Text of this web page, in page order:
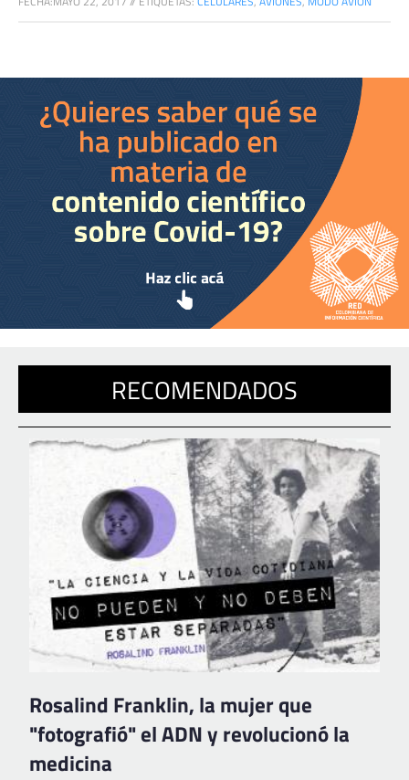
RECOMENDADOS
Rosalind Franklin, la mujer que
"fotografió" el ADN y revolucionó la
medicina